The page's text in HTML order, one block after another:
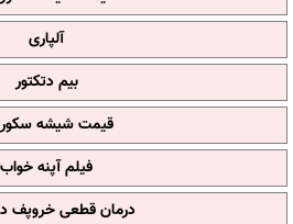
آلپاری
بیم دتکتور
قیمت شیشه
فیلم آپنه خواب
درمان قطعی خروپف